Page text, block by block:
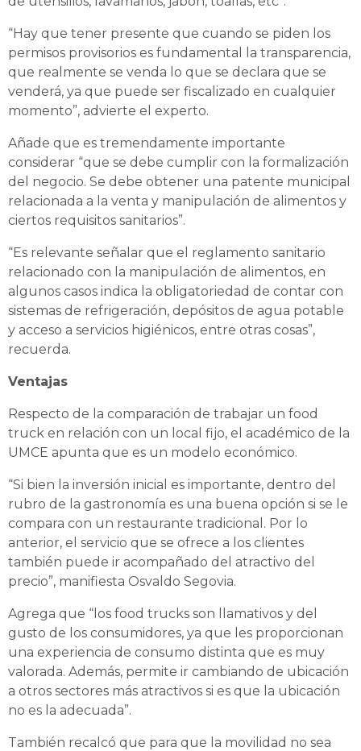
“Hay que tener presente que cuando se piden los
permisos provisorios es fundamental la transparencia,
que realmente se venda lo que se declara que se
venderá, ya que puede ser fiscalizado en cualquier
momento”, advierte el experto.
Añade que es tremendamente importante
considerar “que se debe cumplir con la formalización
del negocio. Se debe obtener una patente municipal
relacionada a la venta y manipulación de alimentos y
ciertos requisitos sanitarios”.
“Es relevante señalar que el reglamento sanitario
relacionado con la manipulación de alimentos, en
algunos casos indica la obligatoriedad de contar con
sistemas de refrigeración, depósitos de agua potable
y acceso a servicios higiénicos, entre otras cosas”,
recuerda.
Ventajas
Respecto de la comparación de trabajar un food
truck en relación con un local fijo, el académico de la
UMCE apunta que es un modelo económico.
“Si bien la inversión inicial es importante, dentro del
rubro de la gastronomía es una buena opción si se le
compara con un restaurante tradicional. Por lo
anterior, el servicio que se ofrece a los clientes
también puede ir acompañado del atractivo del
precio”, manifiesta Osvaldo Segovia.
Agrega que “los food trucks son llamativos y del
gusto de los consumidores, ya que les proporcionan
una experiencia de consumo distinta que es muy
valorada. Además, permite ir cambiando de ubicación
a otros sectores más atractivos si es que la ubicación
no es la adecuada”.
También recalcó que para que la movilidad no sea